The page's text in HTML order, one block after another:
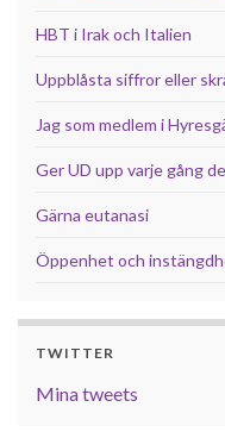
HBT i Irak och Italien
Uppblåsta siffror eller
Jag som medlem i
Ger UD upp varje gång
Gärna eutanasi
Öppenhet och
TWITTER
Mina tweets